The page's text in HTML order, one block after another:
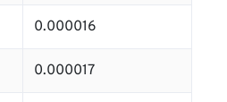
0.000016
0.000017